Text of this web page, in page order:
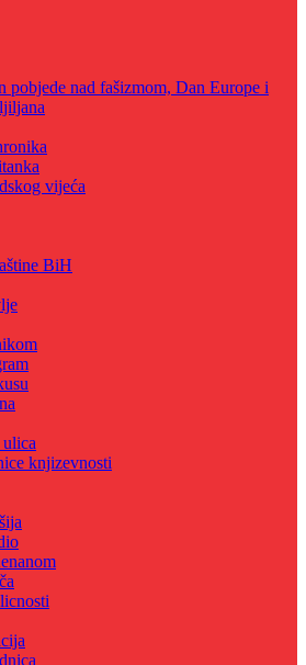
pobjede nad fašizmom, Dan Europe i
vijeća
BiH
knjizevnosti